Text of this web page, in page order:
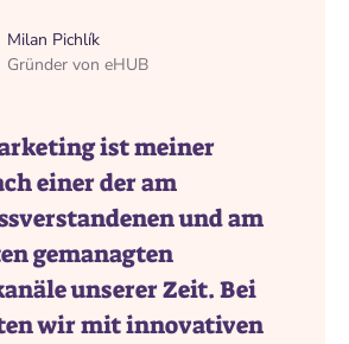
Milan Pichlík
Gründer von eHUB
ist meiner
einer der am
und am
gemanagten
unserer Zeit. Bei
wir mit innovativen